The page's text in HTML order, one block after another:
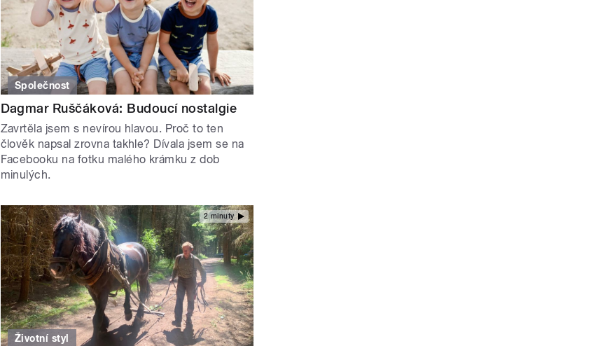
Společnost
Dagmar Ruščáková: Budoucí nostalgie
Zavrtěla jsem s nevírou hlavou. Proč to ten
člověk napsal zrovna takhle? Dívala jsem se na
Facebooku na fotku malého krámku z dob
minulých.
2 minuty
Životní styl